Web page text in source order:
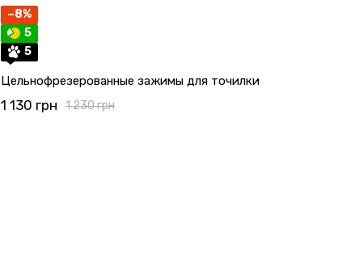
−8%
5
5
Цельнофрезерованные зажимы для точилки
1 230 грн
1 130 грн